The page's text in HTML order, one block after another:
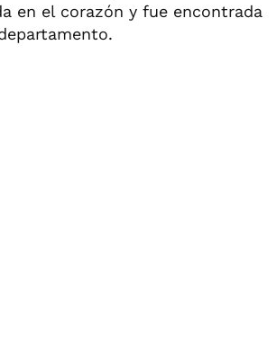
en el corazón y fue encontrada